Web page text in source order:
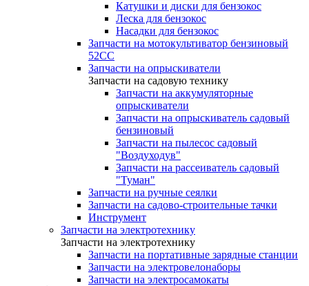
Катушки и диски для бензокос
Леска для бензокос
Насадки для бензокос
Запчасти на мотокультиватор бензиновый
52СС
Запчасти на опрыскиватели
Запчасти на садовую технику
Запчасти на аккумуляторные
опрыскиватели
Запчасти на опрыскиватель садовый
бензиновый
Запчасти на пылесос садовый
"Воздуходув"
Запчасти на рассеиватель садовый
"Туман"
Запчасти на ручные сеялки
Запчасти на садово-строительные тачки
Инструмент
Запчасти на электротехнику
Запчасти на электротехнику
Запчасти на портативные зарядные станции
Запчасти на электровелонаборы
Запчасти на электросамокаты